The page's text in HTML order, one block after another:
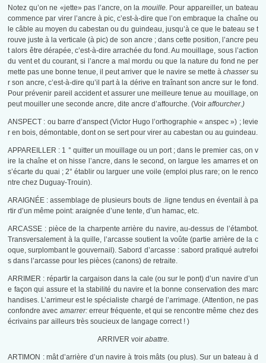
Notez qu’on ne «jette» pas l’ancre, on la mouille. Pour appareiller, un bateau
commence par virer l’ancre à pic, c’est-à-dire que l’on embraque la chaîne ou
le câble au moyen du cabestan ou du guindeau, jusqu’à ce que le bateau se t
rouve juste à la verticale (à pic) de son ancre ; dans cette position, l’ancre peu
t alors être dérapée, c’est-à-dire arrachée du fond. Au mouillage, sous l’action
du vent et du courant, si l’ancre a mal mordu ou que la nature du fond ne per
mette pas une bonne tenue, il peut arriver que le navire se mette à chassersu
r son ancre, c’est-à-dire qu’il part à la dérive en traînant son ancre sur le fond.
Pour prévenir pareil accident et assurer une meilleure tenue au mouillage, on
peut mouiller une seconde ancre, dite ancre d’affourche. (Voiraffourcher.)
ANSPECT : ou barre d’anspect (Victor Hugo l’orthographie « anspec ») ; levie
r en bois, démontable, dont on se sert pour virer au cabestan ou au guindeau.
APPAREILLER : 1 ° quitter un mouillage ou un port ; dans le premier cas, on v
ire la chaîne et on hisse l’ancre, dans le second, on largue les amarres et on
s’écarte du quai ; 2° établir ou larguer une voile (emploi plus rare; on le renco
ntre chez Duguay-Trouin).
ARAIGNÉE : assemblage de plusieurs bouts de .ligne tendus en éventail à pa
rtir d’un même point: araignée d’une tente, d’un hamac, etc.
ARCASSE : pièce de la charpente arrière du navire, au-dessus de l’étambot.
Transversalement à la quille, l’arcasse soutient la voûte (partie arrière de la c
oque, surplombant le gouvernail). Sabord d’arcasse : sabord pratiqué autrefoi
s dans l’arcasse pour les pièces (canons) de retraite.
ARRIMER : répartir la cargaison dans la cale (ou sur le pont) d’un navire d’un
e façon qui assure et la stabilité du navire et la bonne conservation des marc
handises. L’arrimeur est le spécialiste chargé de l’arrimage. (Attention, ne pas
confondre avec amarrer: erreur fréquente, et qui se rencontre même chez des
écrivains par ailleurs très soucieux de langage correct ! )
ARRIVER voir abattre.
ARTIMON : mât d’arrière d’un navire à trois mâts (ou plus). Sur un bateau à d